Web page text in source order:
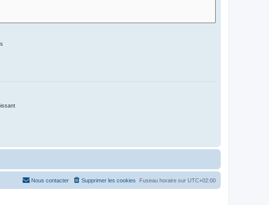
Fuseau horaire sur UTC+02:00
Supprimer les cookies
Nous contacter